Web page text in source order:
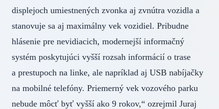
displejoch umiestnených zvonka aj zvnútra vozidla a
stanovuje sa aj maximálny vek vozidiel. Pribudne
hlásenie pre nevidiacich, modernejší informačný
systém poskytujúci vyšší rozsah informácií o trase
a prestupoch na linke, ale napríklad aj USB nabíjačky
na mobilné telefóny. Priemerný vek vozového parku
nebude môcť byť vyšší ako 9 rokov,“ ozrejmil Juraj